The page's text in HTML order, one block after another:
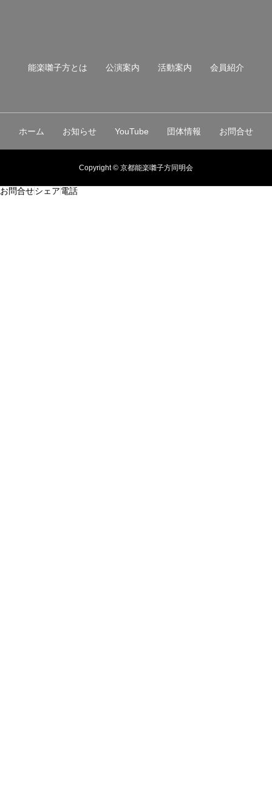
能楽囃子方とは 公演案内 活動案内 会員紹介
ホーム お知らせ YouTube 団体情報 お問合せ
Copyright © 京都能楽囃子方同明会
お問合せシェア電話